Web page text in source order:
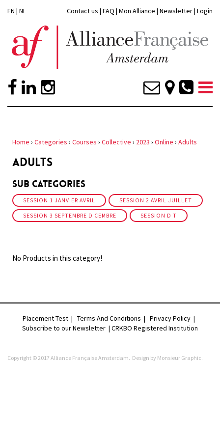
EN | NL Contact us | FAQ | Mon Alliance | Newsletter| Login
Home › Categories › Courses › Collective › 2023 › Online › Adults
ADULTS
Sub Categories
SESSION 1 JANVIER AVRIL SESSION 2 AVRIL JUILLET
SESSION 3 SEPTEMBRE D CEMBRE SESSION D T
No Products in this category!
Placement Test| Terms And Conditions | Privacy Policy|
Subscribe to our Newsletter | CRKBO Registered Institution
Copyright © 2017 Alliance Française Amsterdam. Design by Monsieur Graphic.